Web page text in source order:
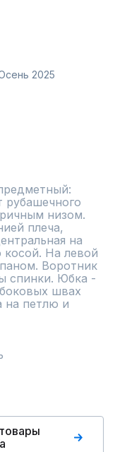
2025
рубашечного
низом.
плеча,
на
На левой
Воротник
спинки. Юбка -
швах
на петлю и